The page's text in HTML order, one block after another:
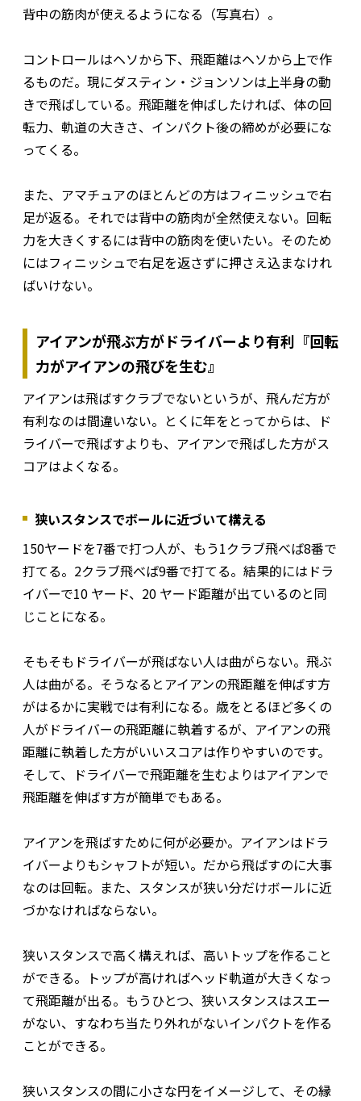
背中の筋肉が使えるようになる（写真右）。
コントロールはヘソから下、飛距離はヘソから上で作
るものだ。現にダスティン・ジョンソンは上半身の動
きで飛ばしている。飛距離を伸ばしたければ、体の回
転力、軌道の大きさ、インパクト後の締めが必要にな
ってくる。
また、アマチュアのほとんどの方はフィニッシュで右
足が返る。それでは背中の筋肉が全然使えない。回転
力を大きくするには背中の筋肉を使いたい。そのため
にはフィニッシュで右足を返さずに押さえ込まなけれ
ばいけない。
アイアンが飛ぶ方がドライバーより有利『回転
力がアイアンの飛びを生む』
アイアンは飛ばすクラブでないというが、飛んだ方が
有利なのは間違いない。とくに年をとってからは、ド
ライバーで飛ばすよりも、アイアンで飛ばした方がス
コアはよくなる。
狭いスタンスでボールに近づいて構える
150ヤードを7番で打つ人が、もう1クラブ飛べば8番で
打てる。2クラブ飛べば9番で打てる。結果的にはドラ
イバーで10 ヤード、20 ヤード距離が出ているのと同
じことになる。
そもそもドライバーが飛ばない人は曲がらない。飛ぶ
人は曲がる。そうなるとアイアンの飛距離を伸ばす方
がはるかに実戦では有利になる。歳をとるほど多くの
人がドライバーの飛距離に執着するが、アイアンの飛
距離に執着した方がいいスコアは作りやすいのです。
そして、ドライバーで飛距離を生むよりはアイアンで
飛距離を伸ばす方が簡単でもある。
アイアンを飛ばすために何が必要か。アイアンはドラ
イバーよりもシャフトが短い。だから飛ばすのに大事
なのは回転。また、スタンスが狭い分だけボールに近
づかなければならない。
狭いスタンスで高く構えれば、高いトップを作ること
ができる。トップが高ければヘッド軌道が大きくなっ
て飛距離が出る。もうひとつ、狭いスタンスはスエー
がない、すなわち当たり外れがないインパクトを作る
ことができる。
狭いスタンスの間に小さな円をイメージして、その縁